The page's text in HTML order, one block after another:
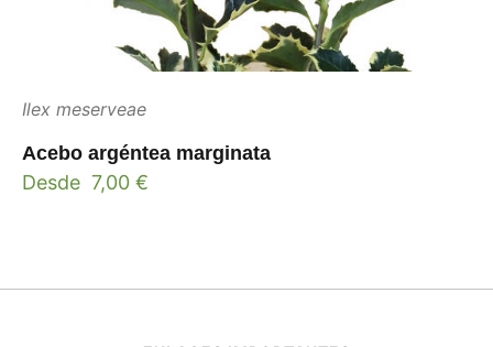
Ilex meserveae
Acebo argéntea marginata
Desde 7,00 €